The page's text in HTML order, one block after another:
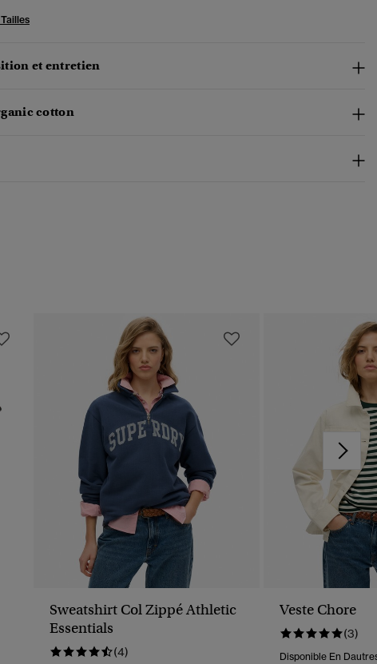
et entretien
cotton
Sweatshirt Col Zippé Athletic
Essentials
(4)
Veste Chore
(3)
Disponible En